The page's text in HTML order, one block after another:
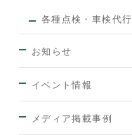
各種点検・車検代行
お知らせ
イベント情報
メディア掲載事例